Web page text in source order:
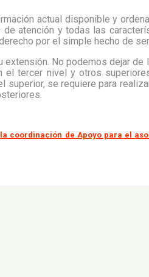
actual disponible y
atención y todas las
por el simple hecho de
No podemos dejar
tercer nivel y otros
se requiere para
de Apoyo para el